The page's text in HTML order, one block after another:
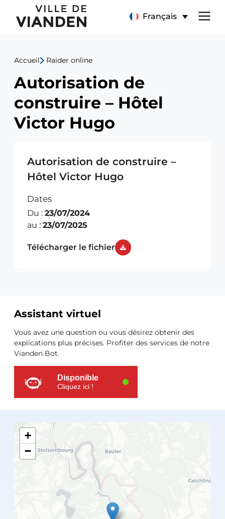
Autorisation
de
construire
Hôtel
Victor
Français
Menu
navigation
principal
Accueil Raider online
Autorisation de
construire – Hôtel
Victor Hugo
Autorisation de construire –
Hôtel Victor Hugo
Dates
Du : 23/07/2024
au : 23/07/2025
Télécharger le fichier
Ressources
supplémentaires
Assistant virtuel
Vous avez une question ou vous désirez obtenir des
explications plus précises. Profiter des services de notre
Vianden Bot.
Disponible
Cliquez ici !
+
−